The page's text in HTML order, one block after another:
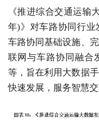
《推进综合交通运输
年)》对车路协同行业
车路协同基础设施、
联网与车路协同融合
等，旨在利用大数据
快速发展，服务智慧交